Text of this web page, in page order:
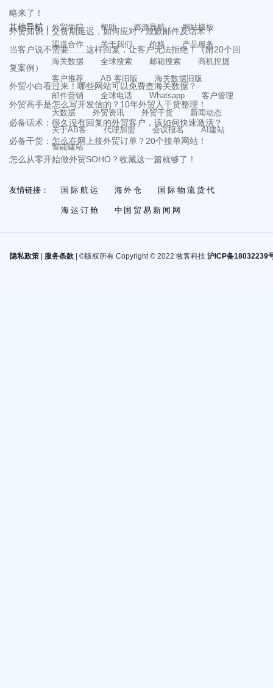
略来了！
外贸知识丨交货期延迟，如何应对？致歉邮件及话术！
当客户说不需要……这样回复，让客户无法拒绝！（附20个回
复案例）
外贸小白看过来！哪些网站可以免费查海关数据？
外贸高手是怎么写开发信的？10年外贸人干货整理！
必备话术：很久没有回复的外贸客户，该如何快速激活？
必备干货：怎么在网上接外贸订单？20个接单网站！
怎么从零开始做外贸SOHO？收藏这一篇就够了！
其他导航： 外贸学院 帮助 资源导航
网站模板
渠道合作
关于我们 价格
产品服务
海关数据
全球搜索 邮箱搜索
商机挖掘
客户推荐
AB 客旧版
海关数据旧版
邮件营销
全球电话 Whatsapp
客户管理
大数据
外贸资讯 外贸干货
新闻动态
关于AB客
代理加盟 会议报名
AI建站
智能建站
友情链接： 国际航运 海外仓 国际物流货代
海运订舱 中国贸易新闻网
隐私政策| 服务条款| ©版权所有 Copyright © 2022 牧客科技 沪ICP备18032239